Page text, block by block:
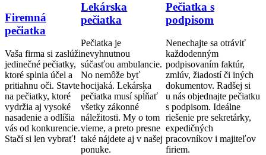
Firemná
pečiatka
Vaša firma si zaslúži
jedinečné pečiatky,
ktoré splnia účel a
pritiahnu oči. Stavte
na pečiatky, ktoré
vydržia aj vysoké
nasadenie a odlíšia
vás od konkurencie.
Stačí si len vybrať!
Lekárska
pečiatka
Pečiatka je
nevyhnutnou
súčasťou ambulancie.
No nemôže byť
hocijaká. Lekárska
pečiatka musí spĺňať
všetky zákonné
náležitosti. My o tom
vieme, a preto presne
také nájdete aj v našej
ponuke.
Pečiatka s
podpisom
Nenechajte sa otráviť
každodenným
podpisovaním faktúr,
zmlúv, žiadostí či iných
dokumentov. Radšej si
u nás objednajte pečiatku
s podpisom. Ideálne
riešenie pre sekretárky,
expedičných
pracovníkov i majiteľov
firiem.